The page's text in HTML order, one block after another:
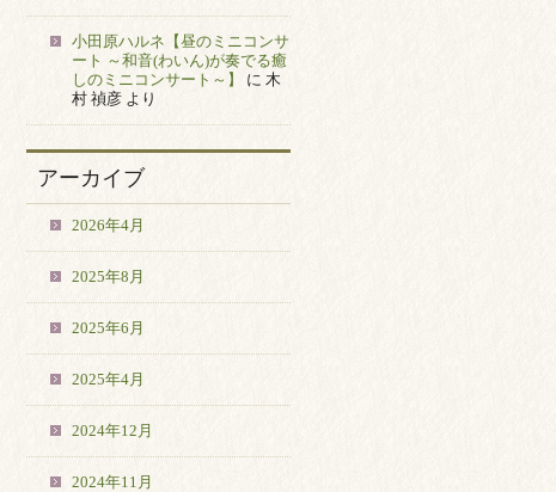
小田原ハルネ【昼のミニコンサ
ート ～和音(わいん)が奏でる癒
しのミニコンサート～】
に 木
村 禎彦 より
アーカイブ
2026年4月
2025年8月
2025年6月
2025年4月
2024年12月
2024年11月